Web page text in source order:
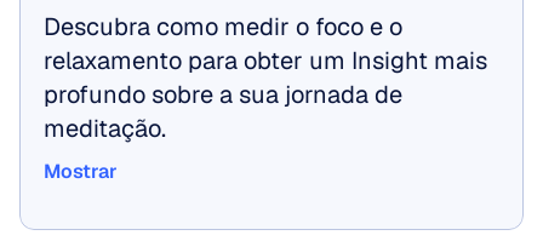
Descubra como medir o foco e o
relaxamento para obter um Insight mais
profundo sobre a sua jornada de
meditação.
Mostrar